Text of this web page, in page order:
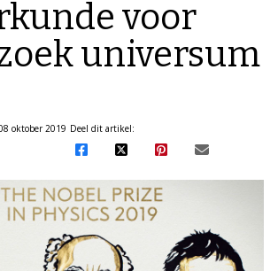
voor
universum
oktober 2019 Deel dit artikel: